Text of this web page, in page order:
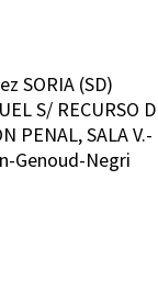
SORIA (SD)
S/ RECURSO
PENAL, SALA V.-
Genoud-Negri